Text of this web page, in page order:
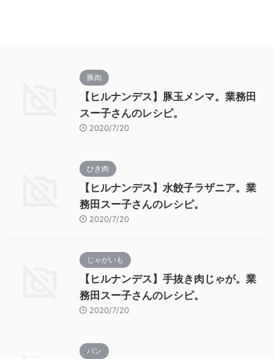
豚肉
【ヒルナンデス】豚玉メンマ。業務田
スー子さんのレシピ。
2020/7/20
ひき肉
【ヒルナンデス】水餃子ラザニア。業
務田スー子さんのレシピ。
2020/7/20
じゃがいも
【ヒルナンデス】手抜き肉じゃが。業
務田スー子さんのレシピ。
2020/7/20
パン